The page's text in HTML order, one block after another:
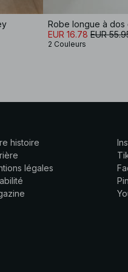
Robe longue à dos
EUR 16.78 EUR
2 Couleurs
histoire
légales